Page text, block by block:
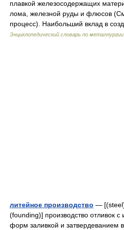
плавкой железосодержащих
лома, железной руды и флюсов
процесс). Наибольший вклад в
Энциклопедический словарь по металлургии
литейное производство —
(founding)] производство отливок
форм заливкой и затвердеванием